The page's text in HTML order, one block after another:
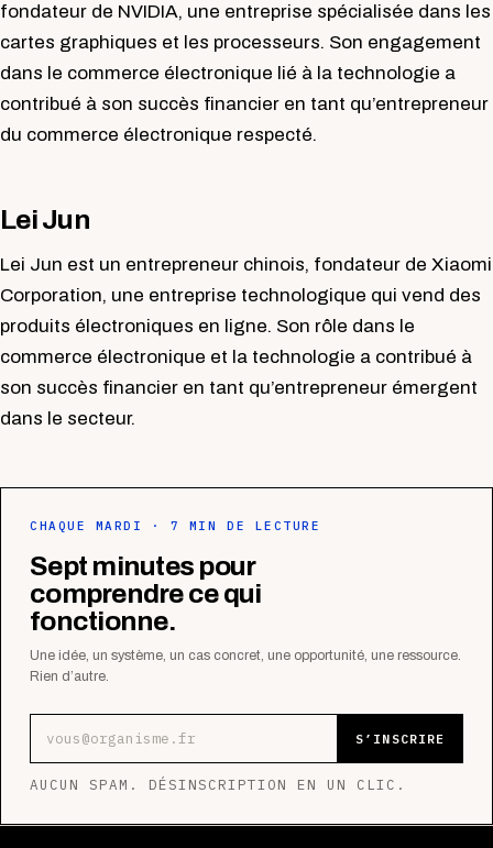
fondateur de NVIDIA, une entreprise spécialisée dans les
cartes graphiques et les processeurs. Son engagement
dans le commerce électronique lié à la technologie a
contribué à son succès financier en tant qu’entrepreneur
du commerce électronique respecté.
Lei Jun
Lei Jun est un entrepreneur chinois, fondateur de Xiaomi
Corporation, une entreprise technologique qui vend des
produits électroniques en ligne. Son rôle dans le
commerce électronique et la technologie a contribué à
son succès financier en tant qu’entrepreneur émergent
dans le secteur.
CHAQUE MARDI · 7 MIN DE LECTURE
Sept minutes pour
comprendre ce qui
fonctionne.
Une idée, un système, un cas concret, une opportunité, une ressource.
Rien d’autre.
S’INSCRIRE
AUCUN SPAM. DÉSINSCRIPTION EN UN CLIC.